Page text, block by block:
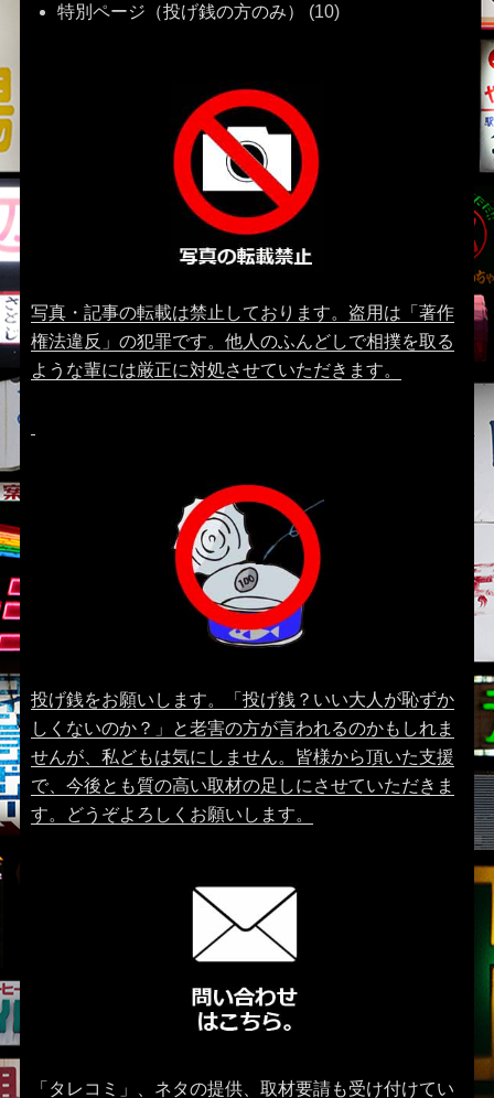
特別ページ（投げ銭の方のみ）
(10)
写真・記事の転載は禁止しております。盗用は「著作
権法違反」の犯罪です。他人のふんどしで相撲を取る
ような輩には厳正に対処させていただきます。
投げ銭をお願いします。「投げ銭？いい大人が恥ずか
しくないのか？」と老害の方が言われるのかもしれま
せんが、私どもは気にしません。皆様から頂いた支援
で、今後とも質の高い取材の足しにさせていただきま
す。どうぞよろしくお願いします。
「タレコミ」、ネタの提供、取材要請も受け付けてい